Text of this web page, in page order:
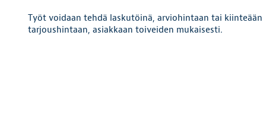
Työt voidaan tehdä laskutöinä, arviohintaan tai kiinteään
tarjoushintaan, asiakkaan toiveiden mukaisesti.